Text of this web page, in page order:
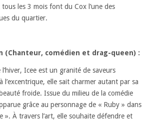
les 3 mois font du Cox l’une des
du quartier.
(Chanteur, comédien et drag-queen) :
Icee est un granité de saveurs
elle sait charmer autant par sa
froide. Issue du milieu de la comédie
grâce au personnage de « Ruby » dans
». À travers l’art, elle souhaite défendre et